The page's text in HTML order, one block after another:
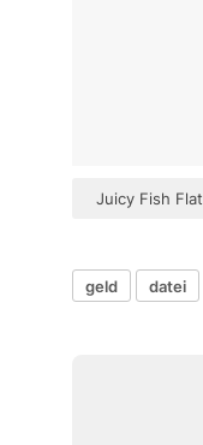
Juicy Fish Flat
geld datei